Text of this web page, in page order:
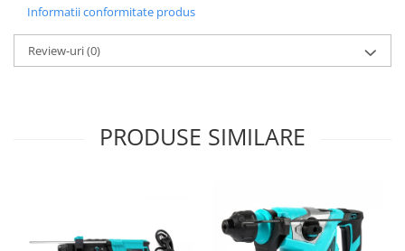
Pirostrii si accesorii pentru gatit
Plite & aragaze
Iluminat & electrice
Lanterne
Informatii conformitate produs
Review-uri(0)
PRODUSE SIMILARE